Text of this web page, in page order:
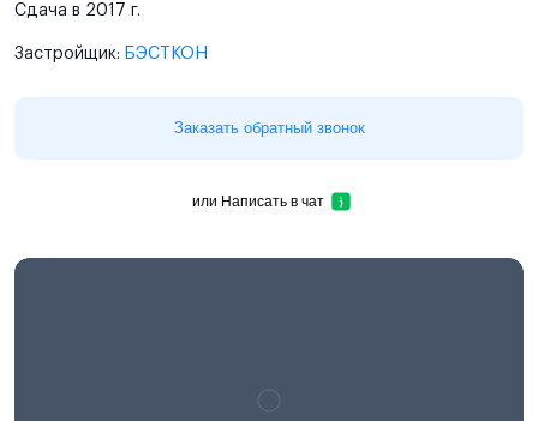
Сдача в 2017 г.
Застройщик: БЭСТКОН
Заказать обратный звонок
или Написать в чат